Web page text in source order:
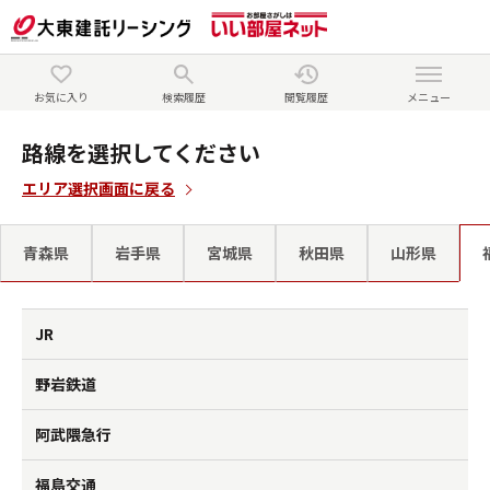
お気に入り 検索履歴 閲覧履歴 メニュー
路線を選択してください
エリア選択画面に戻る
青森県 岩手県 宮城県 秋田県 山形県
JR
野岩鉄道
阿武隈急行
福島交通